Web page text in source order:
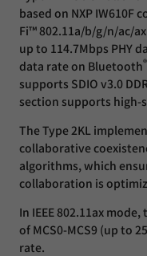
based on NXP IW610F
Fi™ 802.11a/b/g/n/ac/
up to 114.7Mbps PHY
data rate on Bluetooth®
supports SDIO v3.0
section supports high-
The Type 2KL
collaborative
algorithms, which
collaboration is
In IEEE 802.11ax
of MCS0-MCS9 (up to
rate.